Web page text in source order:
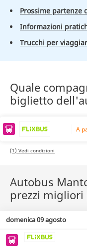
Prossime partenze
Informazioni
Trucchi per
Quale
biglietto
A
(1) Vedi condizioni
Autobus
prezzi
domenica 09 agosto